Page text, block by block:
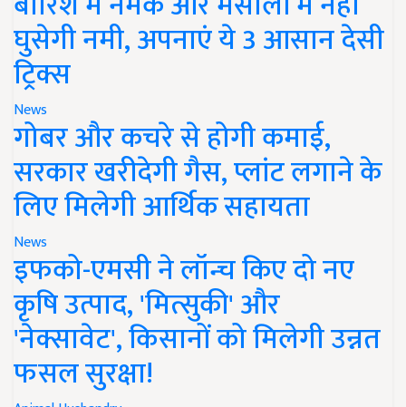
घुसेगी नमी, अपनाएं ये 3 आसान देसी
ट्रिक्स
News
गोबर और कचरे से होगी कमाई,
सरकार खरीदेगी गैस, प्लांट लगाने के
लिए मिलेगी आर्थिक सहायता
News
इफको-एमसी ने लॉन्च किए दो नए
कृषि उत्पाद, 'मित्सुकी' और
'नेक्सावेट', किसानों को मिलेगी उन्नत
फसल सुरक्षा!